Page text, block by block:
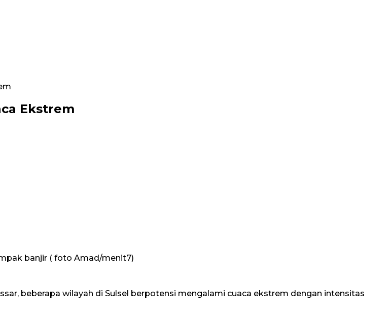
Ekstrem
banjir ( foto Amad/menit7)
beberapa wilayah di Sulsel berpotensi mengalami cuaca ekstrem dengan intensitas